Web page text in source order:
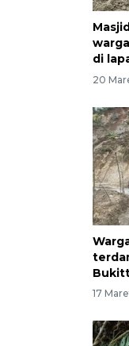
di
20
17